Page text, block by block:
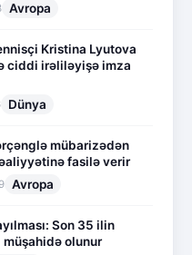
Avropa
Kristina Lyutova
ciddi irəliləyişə imza
Dünya
mübarizədən
fasilə verir
Avropa
Son 35 ilin
olunur